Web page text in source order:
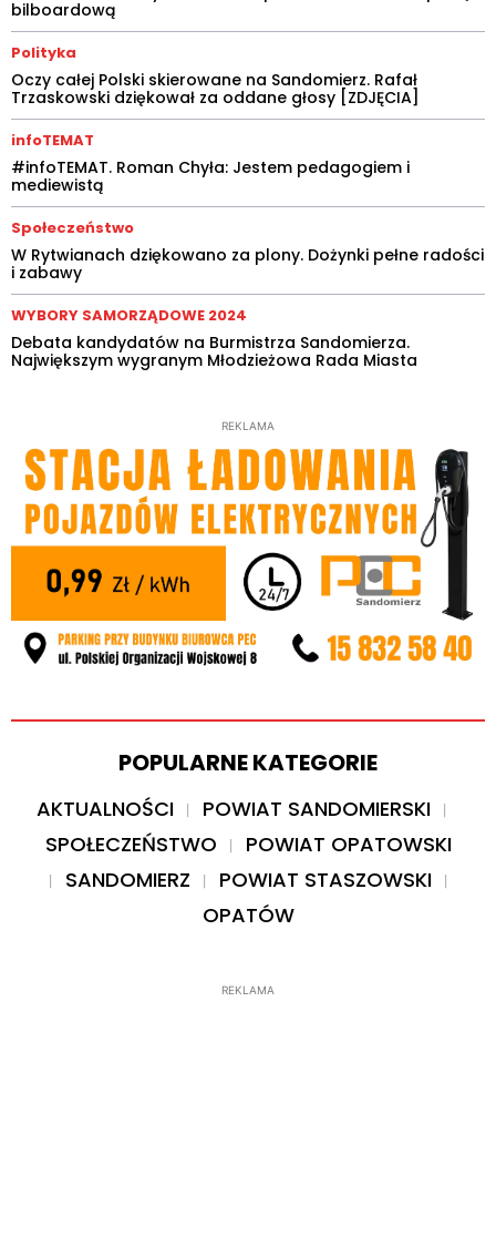
bilboardową
Polityka
Oczy całej Polski skierowane na Sandomierz. Rafał
Trzaskowski dziękował za oddane głosy [ZDJĘCIA]
infoTEMAT
#infoTEMAT. Roman Chyła: Jestem pedagogiem i
mediewistą
Społeczeństwo
W Rytwianach dziękowano za plony. Dożynki pełne radości
i zabawy
WYBORY SAMORZĄDOWE 2024
Debata kandydatów na Burmistrza Sandomierza.
Największym wygranym Młodzieżowa Rada Miasta
REKLAMA
POPULARNE KATEGORIE
AKTUALNOŚCI
POWIAT SANDOMIERSKI
SPOŁECZEŃSTWO
POWIAT OPATOWSKI
SANDOMIERZ
POWIAT STASZOWSKI
OPATÓW
REKLAMA